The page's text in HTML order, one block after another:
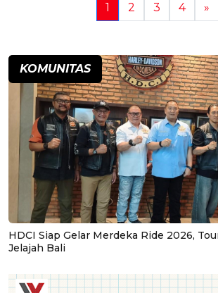
1 2 3 4 »
KOMUNITAS
HDCI Siap Gelar Merdeka Ride 2026,
Jelajah Bali